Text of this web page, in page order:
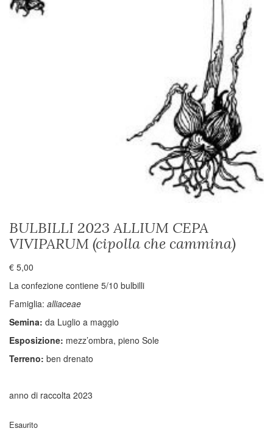
BULBILLI 2023 ALLIUM CEPA
VIVIPARUM (cipolla che cammina)
€ 5,00
La confezione contiene 5/10 bulbilli
Famiglia: alliaceae
Semina: da Luglio a maggio
Esposizione: mezz’ombra, pieno Sole
Terreno: ben drenato
anno di raccolta 2023
Esaurito